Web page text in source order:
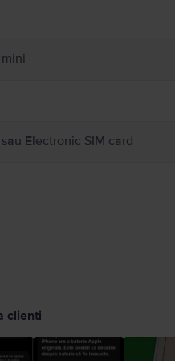
electronice sensibile. iPhone-
situații periculoase (de
Electronic SIM card
clienti